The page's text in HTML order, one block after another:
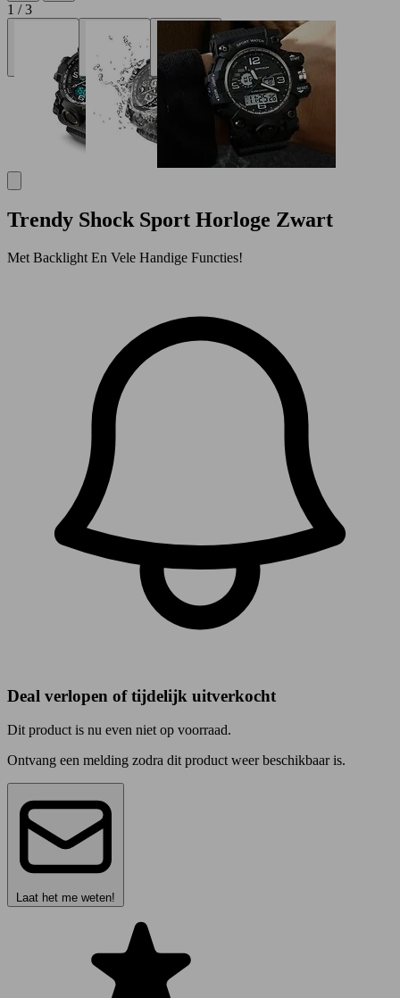
1 / 3
Trendy Shock Sport Horloge Zwart
Met Backlight En Vele Handige Functies!
Deal verlopen of tijdelijk uitverkocht
Dit product is nu even niet op voorraad.
Ontvang een melding zodra dit product weer beschikbaar is.
Laat het me weten!